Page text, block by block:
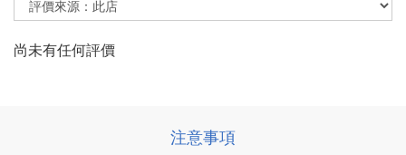
尚未有任何評價
注意事項